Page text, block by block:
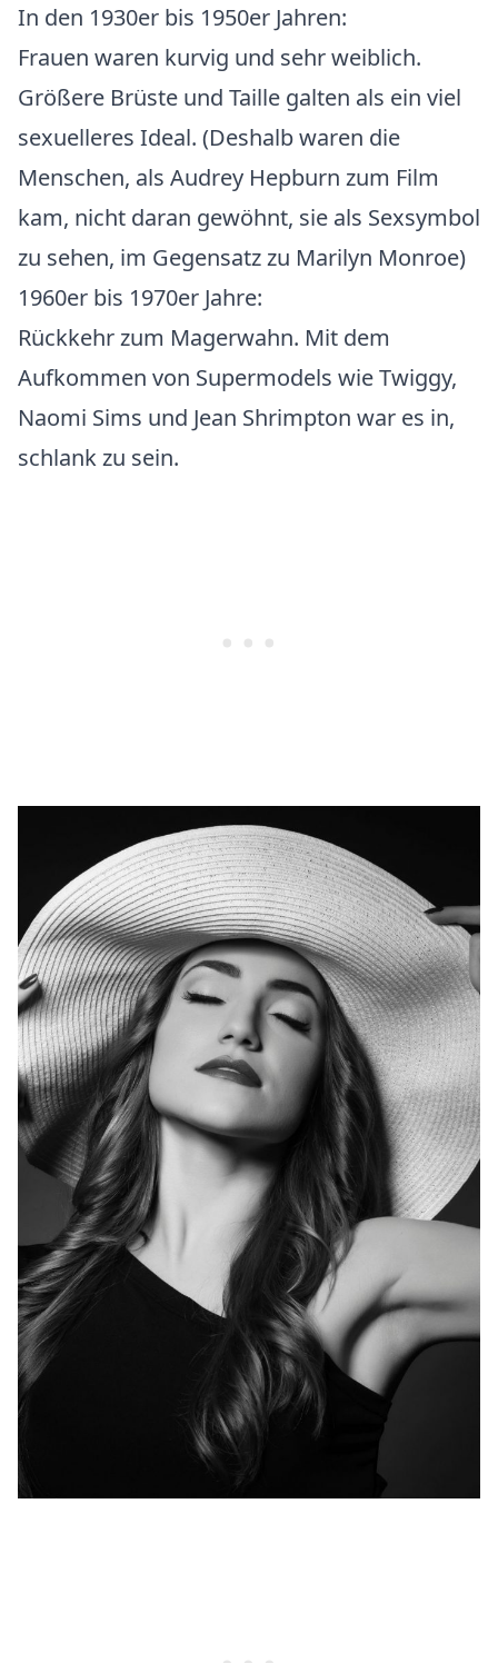
In den 1930er bis 1950er Jahren:
Frauen waren kurvig und sehr weiblich.
Größere Brüste und Taille galten als ein viel
sexuelleres Ideal. (Deshalb waren die
Menschen, als Audrey Hepburn zum Film
kam, nicht daran gewöhnt, sie als Sexsymbol
zu sehen, im Gegensatz zu Marilyn Monroe)
1960er bis 1970er Jahre:
Rückkehr zum Magerwahn. Mit dem
Aufkommen von Supermodels wie Twiggy,
Naomi Sims und Jean Shrimpton war es in,
schlank zu sein.